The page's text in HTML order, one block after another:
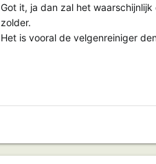
Got it, ja dan zal het
zolder.
Het is vooral de velgenreiniger